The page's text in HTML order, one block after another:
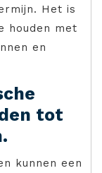
Het is
houden met
en
tot
kunnen een